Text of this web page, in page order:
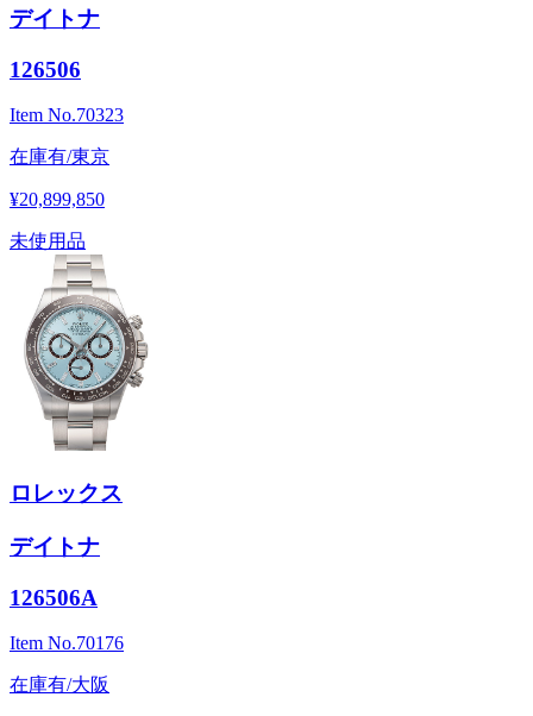
デイトナ
126506
Item No.70323
在庫有/東京
¥20,899,850
未使用品
ロレックス
デイトナ
126506A
Item No.70176
在庫有/大阪